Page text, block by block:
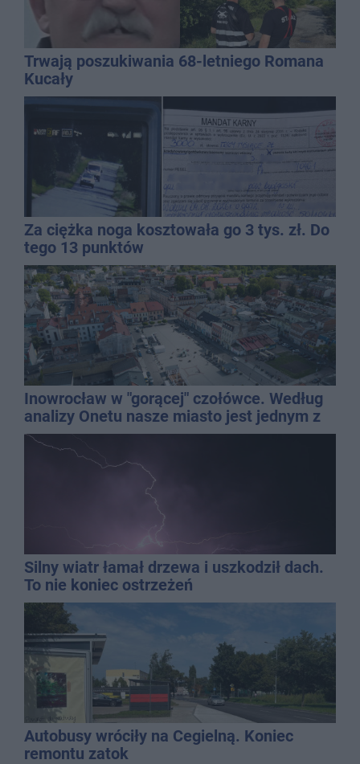
Trwają poszukiwania 68-letniego Romana
Kucały
Za ciężka noga kosztowała go 3 tys. zł. Do
tego 13 punktów
Inowrocław w "gorącej" czołówce. Według
analizy Onetu nasze miasto jest jednym z
najbardziej narażonych na upały
Silny wiatr łamał drzewa i uszkodził dach.
To nie koniec ostrzeżeń
Autobusy wróciły na Cegielną. Koniec
remontu zatok